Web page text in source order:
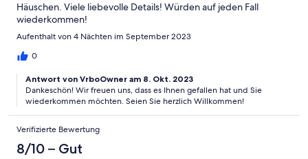
Häuschen. Viele liebevolle Details! Würden auf jeden Fall
wiederkommen!
Aufenthalt von 4 Nächten im September 2023
0
Antwort von VrboOwner am 8. Okt. 2023
Dankeschön! Wir freuen uns, dass es Ihnen gefallen hat und Sie
wiederkommen möchten. Seien Sie herzlich Willkommen!
Verifizierte Bewertung
8/10 – Gut